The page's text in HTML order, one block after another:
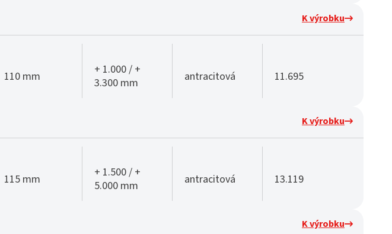
K výrobku
110 mm
+ 1.000 / +
3.300 mm
antracitová 11.695
K výrobku
115 mm
+ 1.500 / +
5.000 mm
antracitová 13.119
K výrobku